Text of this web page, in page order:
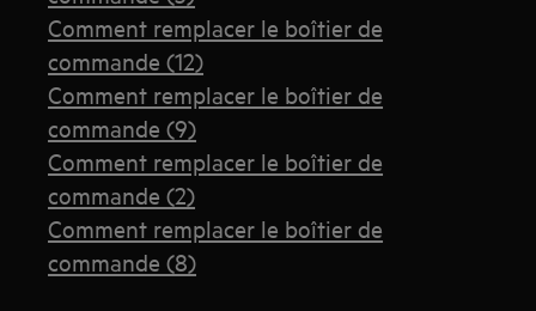
Comment remplacer le boîtier de
commande (12)
Comment remplacer le boîtier de
commande (9)
Comment remplacer le boîtier de
commande (2)
Comment remplacer le boîtier de
commande (8)